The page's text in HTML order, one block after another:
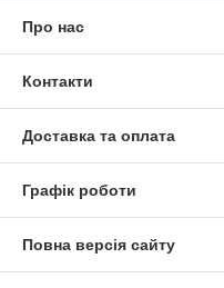
Про нас
Контакти
Доставка та оплата
Графік роботи
Повна версія сайту